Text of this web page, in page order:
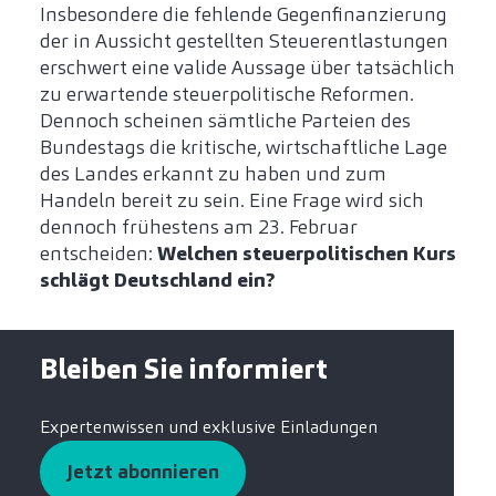
Insbesondere die fehlende Gegenfinanzierung
der in Aussicht gestellten Steuerentlastungen
erschwert eine valide Aussage über tatsächlich
zu erwartende steuerpolitische Reformen.
Dennoch scheinen sämtliche Parteien des
Bundestags die kritische, wirtschaftliche Lage
des Landes erkannt zu haben und zum
Handeln bereit zu sein. Eine Frage wird sich
dennoch frühestens am 23. Februar
entscheiden: Welchen steuerpolitischen Kurs
schlägt Deutschland ein?
Bleiben Sie informiert
Expertenwissen und exklusive Einladungen
Jetzt abonnieren